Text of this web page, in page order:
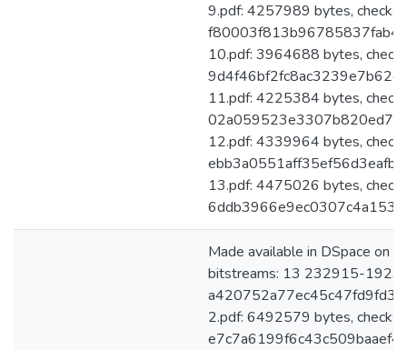
9.pdf: 4257989 bytes,
10.pdf: 3964688 bytes,
11.pdf: 4225384 bytes,
12.pdf: 4339964 bytes,
13.pdf: 4475026 bytes,
Made available in DSpace on
bitstreams: 13 232915-
2.pdf: 6492579 bytes,